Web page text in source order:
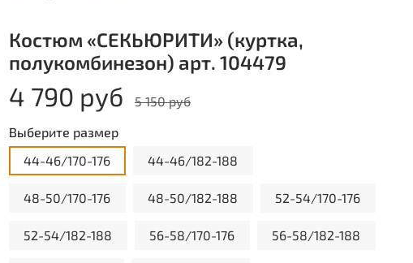
Костюм «СЕКЬЮРИТИ» (куртка,
полукомбинезон) арт. 104479
4 790 руб
5 150 руб
Выберите размер
44-46/170-176
44-46/182-188
48-50/170-176 48-50/182-188 52-54/170-176
52-54/182-188 56-58/170-176 56-58/182-188